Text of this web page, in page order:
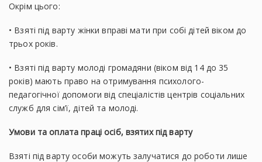
Окрім цього:
• Взяті під варту жінки вправі мати при собі дітей віком до
трьох років.
• Взяті під варту молоді громадяни (віком від 14 до 35
років) мають право на отримування психолого-
педагогічної допомоги від спеціалістів центрів соціальних
служб для сім’ї, дітей та молоді.
Умови та оплата праці осіб, взятих під варту
Взяті під варту особи можуть залучатися до роботи лише